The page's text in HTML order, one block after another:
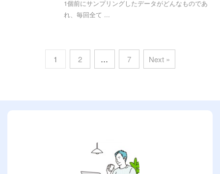
1個前にサンプリングしたデータがどんなものであ
れ、毎回全て ...
1 2 … 7 Next »